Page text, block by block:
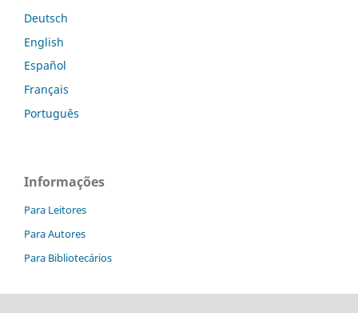
Deutsch
English
Español
Français
Português
Informações
Para Leitores
Para Autores
Para Bibliotecários